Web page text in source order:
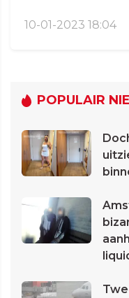
10-01-2023 18:04
POPULAIR